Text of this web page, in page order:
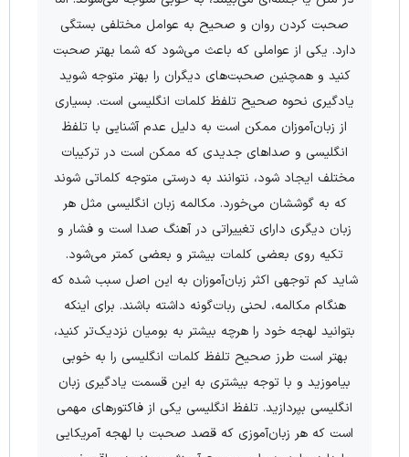
صحبت کردن روان و صحیح به عوامل مختلفی بستگی
دارد. یکی از عواملی که باعث می‌شود که شما بهتر صحبت
کنید و همچنین صحبت‌های دیگران را بهتر متوجه شوید
یادگیری نحوه صحیح تلفظ کلمات انگلیسی است. بسیاری
از زبان‌آموزان ممکن است به دلیل عدم آشنایی با تلفظ
انگلیسی و صداهای جدیدی که ممکن است در ترکیبات
مختلف ایجاد شود، نتوانند به درستی متوجه کلماتی شوند
که به گوششان می‌خورد. مکالمه زبان انگلیسی مثل هر
زبان دیگری دارای تغییراتی در آهنگ صدا است و فشار و
تکیه روی بعضی کلمات بیشتر و بعضی کمتر می‌شود.
شاید کم توجهی اکثر زبان‌آموزان به این اصل سبب شده که
هنگام مکالمه، لحنی ربات‌گونه داشته باشند. برای اینکه
بتوانید لهجه خود را هرچه بیشتر به بومیان نزدیک‌تر کنید،
بهتر است طرز صحیح تلفظ کلمات انگلیسی را به خوبی
بیاموزید و با توجه بیشتری به این قسمت یادگیری زبان
انگلیسی بپردازید. تلفظ انگلیسی یکی از فاکتور‌های مهمی
است که هر زبان‌آموزی که قصد صحبت با لهجه آمریکایی